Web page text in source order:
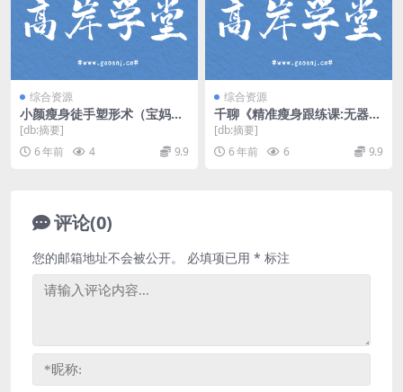
综合资源
小颜瘦身徒手塑形术（宝妈福
利高清完结打包）百度网盘
[db:摘要]
6 年前
4 9.9
综合资源
千聊《精准瘦身跟练课:无器械
徒手燃脂》（高清完结）（千
聊）百度网盘
[db:摘要]
6 年前
6 9.9
评论(0)
您的邮箱地址不会被公开。 必填项已用 * 标注